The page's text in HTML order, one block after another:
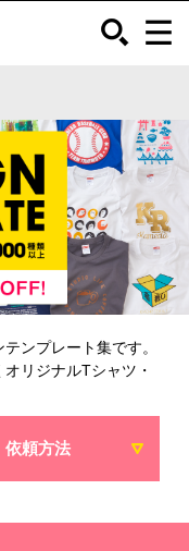
ンプレート集です。
リジナルTシャツ・
依頼方法